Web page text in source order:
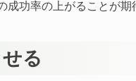
功率の上がることが期
る